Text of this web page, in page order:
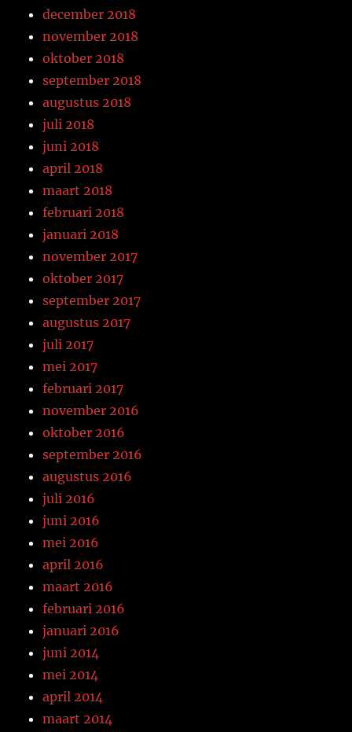
december 2018
november 2018
oktober 2018
september 2018
augustus 2018
juli 2018
juni 2018
april 2018
maart 2018
februari 2018
januari 2018
november 2017
oktober 2017
september 2017
augustus 2017
juli 2017
mei 2017
februari 2017
november 2016
oktober 2016
september 2016
augustus 2016
juli 2016
juni 2016
mei 2016
april 2016
maart 2016
februari 2016
januari 2016
juni 2014
mei 2014
april 2014
maart 2014